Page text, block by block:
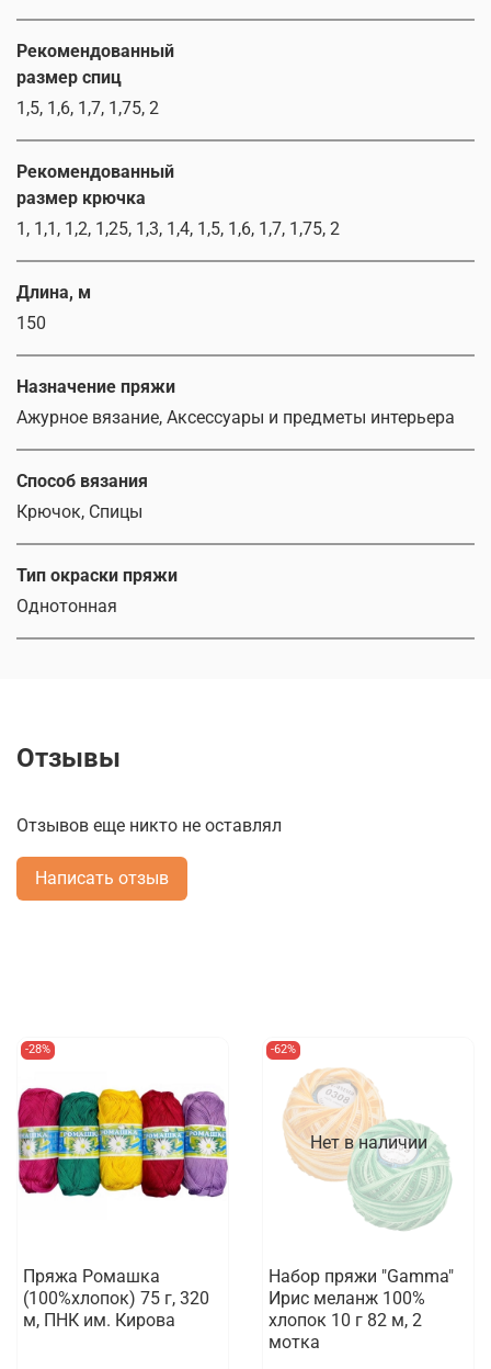
Рекомендованный
размер спиц
1,5, 1,6, 1,7, 1,75, 2
Рекомендованный
размер крючка
1, 1,1, 1,2, 1,25, 1,3, 1,4, 1,5, 1,6, 1,7, 1,75, 2
Длина, м
150
Назначение пряжи
Ажурное вязание, Аксессуары и предметы интерьера
Способ вязания
Крючок, Спицы
Тип окраски пряжи
Однотонная
Отзывы
Отзывов еще никто не оставлял
Написать отзыв
-28%
Пряжа Ромашка
(100%хлопок) 75 г, 320
м, ПНК им. Кирова
Нет в наличии
-62%
Набор пряжи "Gamma"
Ирис меланж 100%
хлопок 10 г 82 м, 2
мотка